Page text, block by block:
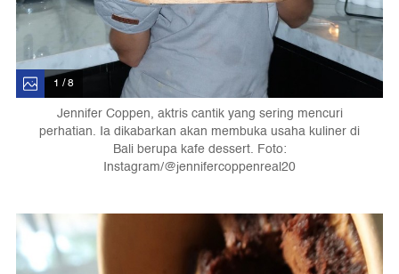
1 / 8
Jennifer Coppen, aktris cantik yang sering mencuri
perhatian. Ia dikabarkan akan membuka usaha kuliner di
Bali berupa kafe dessert. Foto:
Instagram/@jennifercoppenreal20